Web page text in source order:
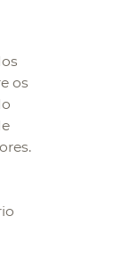
os